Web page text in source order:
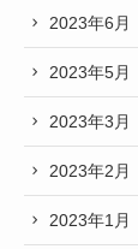
2023年6月
2023年5月
2023年3月
2023年2月
2023年1月